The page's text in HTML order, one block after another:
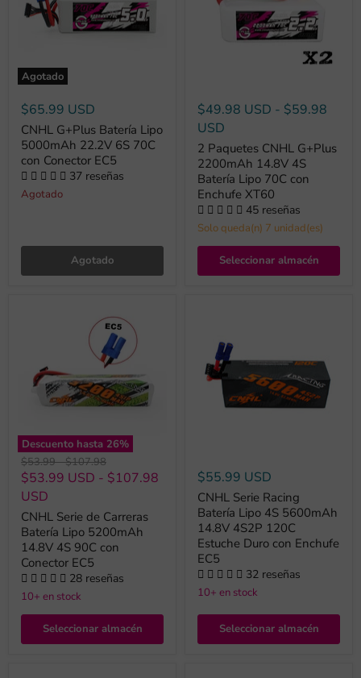
Agotado
$65.99 USD
CNHL G+Plus Batería Lipo
5000mAh 22.2V 6S 70C
con Conector EC5
37 reseñas
Agotado
Agotado
$49.98 USD - $59.98
USD
2 Paquetes CNHL G+Plus
2200mAh 14.8V 4S
Batería Lipo 70C con
Enchufe XT60
45 reseñas
Solo queda(n) 7 unidad(es)
Seleccionar almacén
Descuento hasta 26%
Precio
original
$53.99-Precio
original
$107.98
$53.99 USD - $107.98
USD
CNHL Serie de Carreras
Batería Lipo 5200mAh
14.8V 4S 90C con
Conector EC5
28 reseñas
10+ en stock
Seleccionar almacén
$55.99 USD
CNHL Serie Racing
Batería Lipo 4S 5600mAh
14.8V 4S2P 120C
Estuche Duro con Enchufe
EC5
32 reseñas
10+ en stock
Seleccionar almacén